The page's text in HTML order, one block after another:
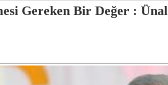
Gereken Bir Değer : Ünal